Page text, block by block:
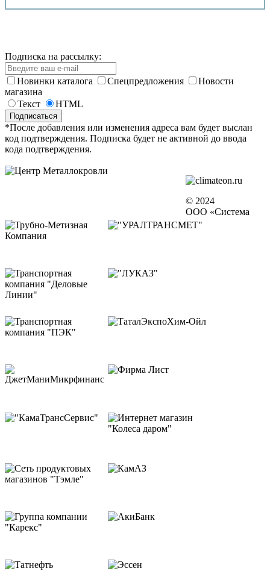
Подписка на рассылку:
Новинки каталога Спецпредложения
Новости
магазина
Текст
HTML
*После добавления или изменения адреса вам будет выслан
код подтверждения. Подписка будет не активной до ввода
кода подтверждения.
© 2024
ООО «Система